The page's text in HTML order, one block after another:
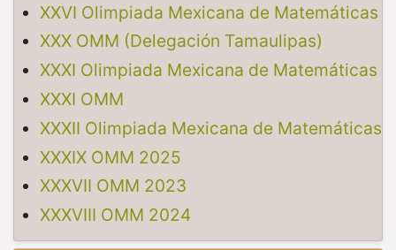
XXVI Olimpiada Mexicana de Matemáticas
XXX OMM (Delegación Tamaulipas)
XXXI Olimpiada Mexicana de Matemáticas
XXXI OMM
XXXII Olimpiada Mexicana de Matemáticas
XXXIX OMM 2025
XXXVII OMM 2023
XXXVIII OMM 2024